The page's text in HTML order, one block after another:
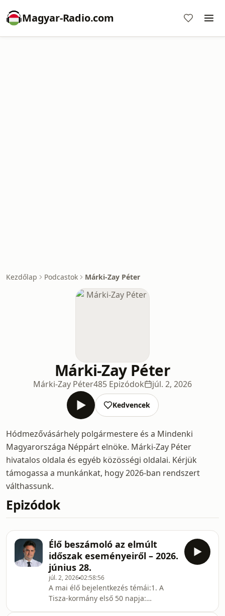
Magyar-Radio.com
Kezdőlap Podcastok Márki-Zay Péter
Márki-Zay Péter
Márki-Zay Péter485 Epizódok júl. 2, 2026
Kedvencek
Hódmezővásárhely polgármestere és a Mindenki
Magyarországa Néppárt elnöke. Márki-Zay Péter
hivatalos oldala és egyéb közösségi oldalai. Kérjük
támogassa a munkánkat, hogy 2026-ban rendszert
válthassunk.
Epizódok
Élő beszámoló az elmúlt
időszak eseményeiről – 2026.
június 28.
júl. 2, 202602:58:56
A mai élő bejelentkezés témái:1. A
Tisza-kormány első 50 napja: